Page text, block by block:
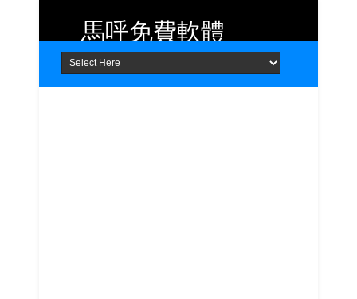
Home About Contact
馬呼免費軟體
提供 Android、iOS 好用的手機應用
程式及 Windows 免費軟體